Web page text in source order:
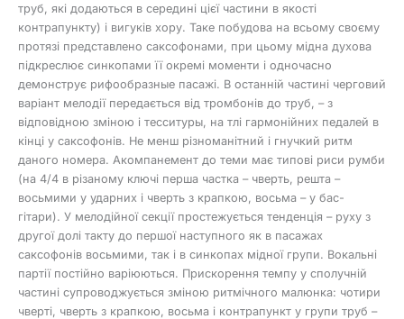
труб, які додаються в середині цієї частини в якості
контрапункту) і вигуків хору. Таке побудова на всьому своєму
протязі представлено саксофонами, при цьому мідна духова
підкреслює синкопами її окремі моменти і одночасно
демонструє рифообразные пасажі. В останній частині черговий
варіант мелодії передається від тромбонів до труб, – з
відповідною зміною і тесситуры, на тлі гармонійних педалей в
кінці у саксофонів. Не менш різноманітний і гнучкий ритм
даного номера. Акомпанемент до теми має типові риси румби
(на 4/4 в різаному ключі перша частка – чверть, решта –
восьмими у ударних і чверть з крапкою, восьма – у бас-
гітари). У мелодійної секції простежується тенденція – руху з
другої долі такту до першої наступного як в пасажах
саксофонів восьмими, так і в синкопах мідної групи. Вокальні
партії постійно варіюються. Прискорення темпу у сполучній
частині супроводжується зміною ритмічного малюнка: чотири
чверті, чверть з крапкою, восьма і контрапункт у групи труб –